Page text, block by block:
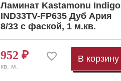
Ламинат Kastamonu Indigo
IND33TV-FP635 Дуб Ария
8/33 с фаской, 1 м.кв.
952 ₽
кв. м.
В корзину